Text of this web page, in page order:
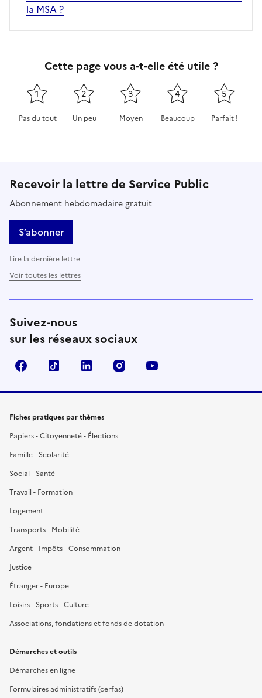
la MSA ?
Cette page vous a-t-elle été utile ?
1
Pas du tout
2
Un peu
3
Moyen
4
Beaucoup
5
Parfait !
Recevoir la lettre de Service Public
Abonnement hebdomadaire gratuit
S’abonner
Lire la dernière lettre
Voir toutes les lettres
Suivez-nous
sur les réseaux sociaux
FacebookTikTok LinkedIn Instagram
Fiches pratiques par thèmes
Papiers - Citoyenneté - Élections
Famille - Scolarité
Social - Santé
Travail - Formation
Logement
Transports - Mobilité
Argent - Impôts - Consommation
Justice
Étranger - Europe
Loisirs - Sports - Culture
Associations, fondations et fonds de dotation
Démarches et outils
Démarches en ligne
Formulaires administratifs (cerfas)